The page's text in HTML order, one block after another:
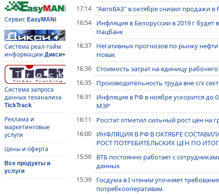
Сервис EasyMANi
Система реал-тайм
информации Дикси+
Система запроса
данных теханализа
TickTrack
Реклама и
маркетинговые
услуги
Цены и оферта
Все продукты и
услуги
17:14 "АвтоВАЗ" в октябре снизил продажи в
16:54
Инфляция в Белоруссии в 2019 г будет
Нацбанк
16:37
Негативных прогнозов по рынку
Новак
16:36 Стоимость затрат на единицу
16:35
Производительность труда вне с/х
16:31
Инфляция в РФ в ноябре ускорится до
МЭР
16:11
Росстат отметил сильный рост цен на
16:00
ИНФЛЯЦИЯ В РФ В ОКТЯБРЕ
РОСТ ПОТРЕБИТЕЛЬСКИХ ЦЕН ПО
15:50
ВТБ постоянно работает с
данных
15:39
Госдума в I чтении уточняет
потребкооперативам